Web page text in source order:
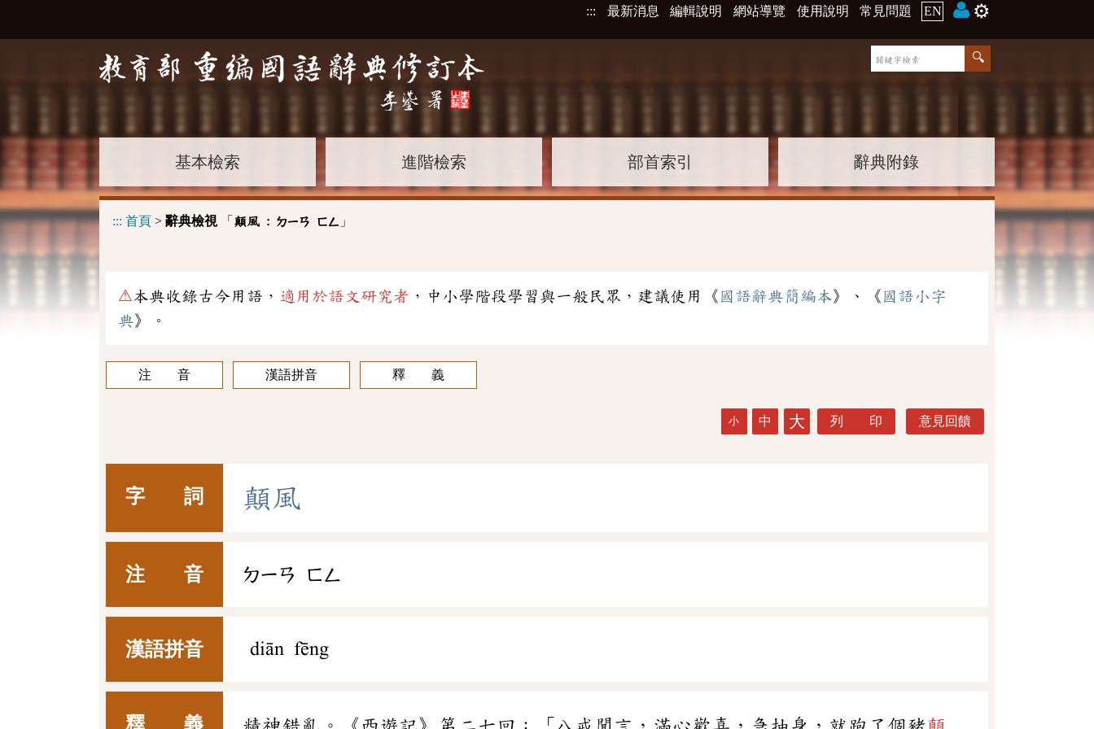
::: 最新消息 編輯說明 網站導覽 使用說明 常見問題 EN ⚙️
基本檢索 進階檢索 部首索引 辭典附錄
::: 首頁 > 辭典檢視「 顛風 : ㄉㄧㄢ ㄈㄥ 」
⚠本典收錄古今用語， 適用於語文研究者 ，中小學階段學習與一般民眾，建議使用《 國語辭典簡編本》、《 國語小字
典》。
注 音 漢語拼音 釋 義
小 中 大 列 印 意見回饋
字 詞 顛風
注 音 ㄉㄧㄢ ㄈㄥ
漢語拼音 diān fēng
釋 義